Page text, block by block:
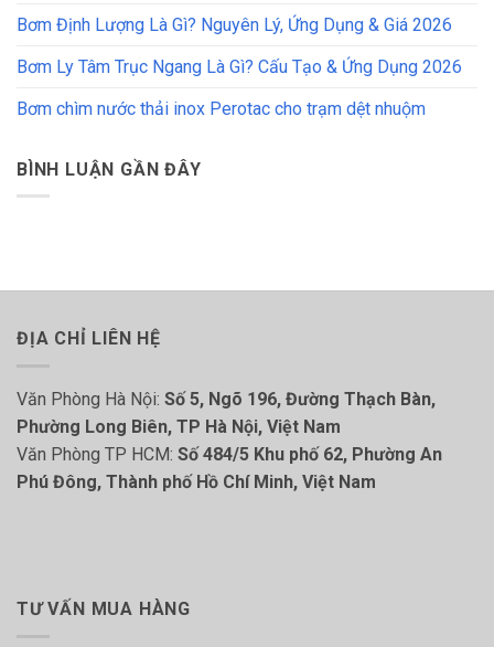
Bơm Định Lượng Là Gì? Nguyên Lý, Ứng Dụng & Giá 2026
Bơm Ly Tâm Trục Ngang Là Gì? Cấu Tạo & Ứng Dụng 2026
Bơm chìm nước thải inox Perotac cho trạm dệt nhuộm
BÌNH LUẬN GẦN ĐÂY
ĐỊA CHỈ LIÊN HỆ
Văn Phòng Hà Nội: Số 5, Ngõ 196, Đường Thạch Bàn,
Phường Long Biên, TP Hà Nội, Việt Nam
Văn Phòng TP HCM: Số 484/5 Khu phố 62, Phường An
Phú Đông, Thành phố Hồ Chí Minh, Việt Nam
TƯ VẤN MUA HÀNG